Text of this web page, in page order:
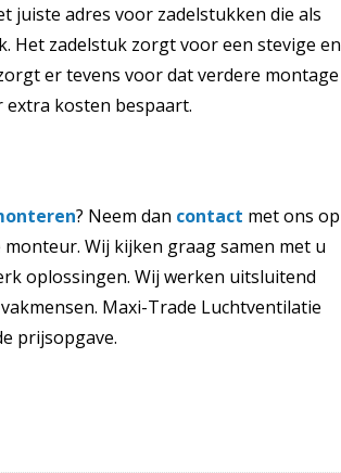
juiste adres voor zadelstukken die als
Het zadelstuk zorgt voor een stevige en
er tevens voor dat verdere montage
kosten bespaart.
? Neem dan contact met ons op
Wij kijken graag samen met u
oplossingen. Wij werken uitsluitend
Maxi-Trade Luchtventilatie
prijsopgave.